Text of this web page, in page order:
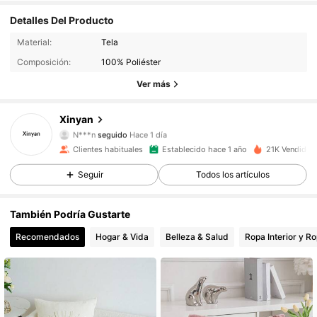
Detalles Del Producto
Material:
Tela
Composición:
100% Poliéster
Ver más
Xinyan
1.8K Seguidores
N***nseguido Hace 1 día
4.93
1.8K Seguidores
1.8K Seguidores
4.93 1.8K Seguidores
Clientes habituales Establecido hace 1 año 21K Vendido
Seguir Todos los artículos
También Podría Gustarte
Recomendados Hogar & Vida Belleza & Salud Ropa Interior y